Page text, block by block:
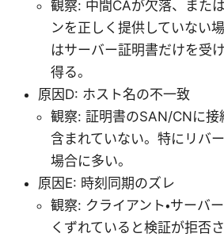
観察: 中間CAが欠落、また
ンを正しく提供していない
はサーバー証明書だけを受
得る。
原因D: ホスト名の不一致
観察: 証明書のSAN/CNに接
含まれていない。特にリバ
場合に多い。
原因E: 時刻同期のズレ
観察: クライアント・サーバ
くずれていると検証が拒否さ